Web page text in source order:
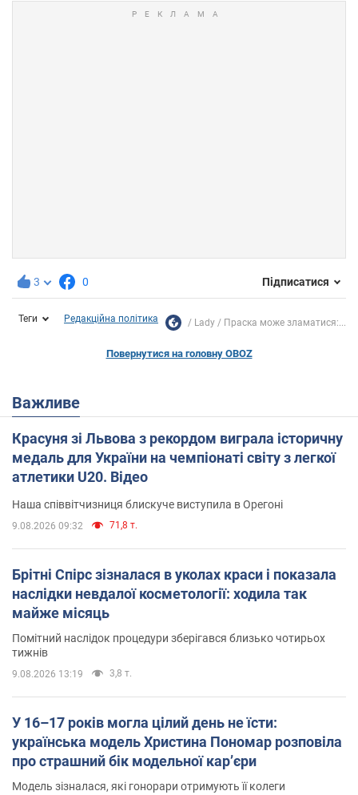
3 0 Підписатися
Теги Редакційна політика Lady Праска може зламатися:...
Повернутися на головну OBOZ
Важливе
Красуня зі Львова з рекордом виграла історичну
медаль для України на чемпіонаті світу з легкої
атлетики U20. Відео
Наша співвітчизниця блискуче виступила в Орегоні
9.08.2026 09:32 71,8 т.
Брітні Спірс зізналася в уколах краси і показала
наслідки невдалої косметології: ходила так
майже місяць
Помітний наслідок процедури зберігався близько чотирьох
тижнів
9.08.2026 13:19 3,8 т.
У 16–17 років могла цілий день не їсти:
українська модель Христина Пономар розповіла
про страшний бік модельної кар’єри
Модель зізналася, які гонорари отримують її колеги